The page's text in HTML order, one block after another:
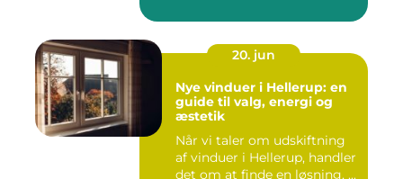
20. jun
Nye vinduer i Hellerup: en
guide til valg, energi og
æstetik
Når vi taler om udskiftning
af vinduer i Hellerup, handler
det om at finde en løsning, ...